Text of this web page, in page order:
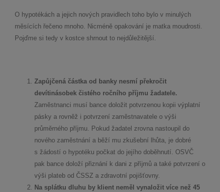
O hypotékách a jejich nových pravidlech toho bylo v minulých
měsících řečeno mnoho. Nicméně opakování je matka moudrosti.
Pojďme si tedy v kostce shrnout to nejdůležitější.
Zapůjčená částka od banky nesmí překročit
devítinásobek čistého ročního příjmu žadatele.
Zaměstnanci musí bance doložit potvrzenou kopii výplatní
pásky a rovněž i potvrzení zaměstnavatele o výši
průměrného příjmu. Pokud žadatel zrovna nastoupil do
nového zaměstnání a běží mu zkušební lhůta, je dobré
s žádostí o hypotéku počkat do jejího doběhnutí. OSVČ
pak bance doloží přiznání k dani z příjmů a také potvrzení o
výši plateb od ČSSZ a zdravotní pojišťovny.
Na splátku dluhu by klient neměl vynaložit více než 45